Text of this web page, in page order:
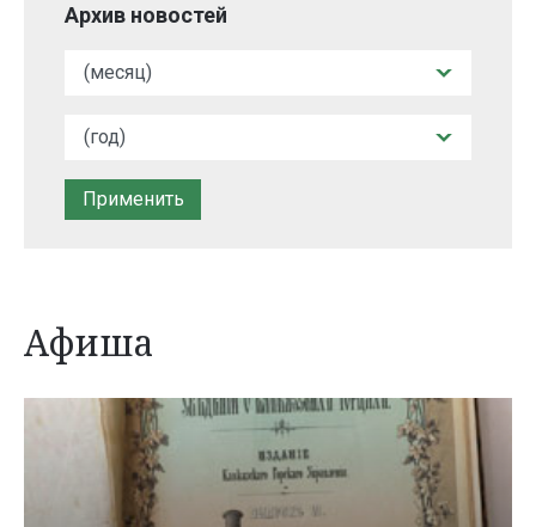
Архив новостей
Афиша